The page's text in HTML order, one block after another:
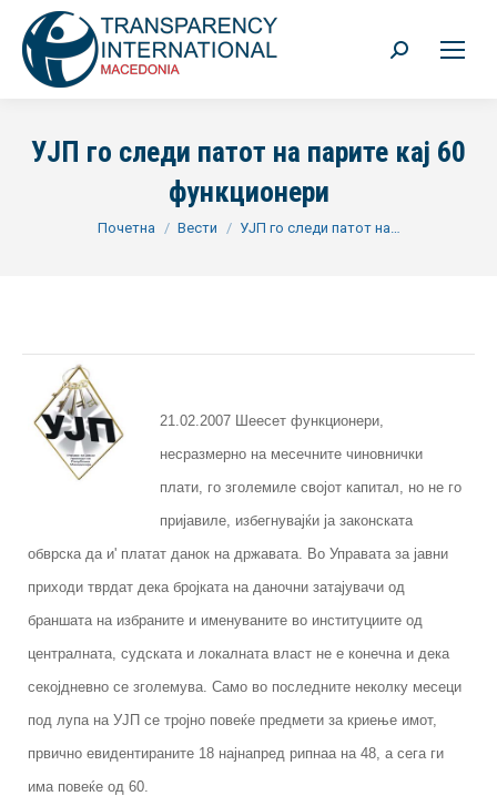
Search:
УЈП го следи патот на парите кај 60
функционери
You are here:
Почетна Вести УЈП го следи патот на…
21.02.2007 Шеесет функционери,
несразмерно на месечните чиновнички
плати, го зголемиле својот капитал, но не го
пријавиле, избегнувајќи ја законската
обврска да и' платат данок на државата. Во Управата за јавни
приходи тврдат дека бројката на даночни затајувачи од
браншата на избраните и именуваните во институциите од
централната, судската и локалната власт не е конечна и дека
секојдневно се зголемува. Само во последните неколку месеци
под лупа на УЈП се тројно повеќе предмети за криење имот,
првично евидентираните 18 најнапред рипнаа на 48, а сега ги
има повеќе од 60.